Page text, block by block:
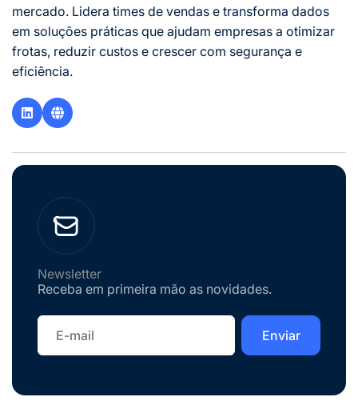
mercado. Lidera times de vendas e transforma dados
em soluções práticas que ajudam empresas a otimizar
frotas, reduzir custos e crescer com segurança e
eficiência.
Newsletter
Receba em primeira mão as novidades.